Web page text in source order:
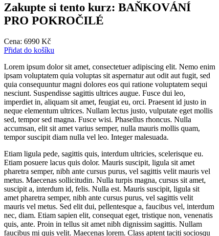
Zakupte si tento kurz: BAŇKOVÁNÍ
PRO POKROČILÉ
Cena: 6990 Kč
Přidat do košíku
Lorem ipsum dolor sit amet, consectetuer adipiscing elit. Nemo enim
ipsam voluptatem quia voluptas sit aspernatur aut odit aut fugit, sed
quia consequuntur magni dolores eos qui ratione voluptatem sequi
nesciunt. Suspendisse sagittis ultrices augue. Fusce dui leo,
imperdiet in, aliquam sit amet, feugiat eu, orci. Praesent id justo in
neque elementum ultrices. Nullam lectus justo, vulputate eget mollis
sed, tempor sed magna. Fusce wisi. Phasellus rhoncus. Nulla
accumsan, elit sit amet varius semper, nulla mauris mollis quam,
tempor suscipit diam nulla vel leo. Integer malesuada.
Etiam ligula pede, sagittis quis, interdum ultricies, scelerisque eu.
Etiam posuere lacus quis dolor. Mauris suscipit, ligula sit amet
pharetra semper, nibh ante cursus purus, vel sagittis velit mauris vel
metus. Maecenas sollicitudin. Nulla turpis magna, cursus sit amet,
suscipit a, interdum id, felis. Nulla est. Mauris suscipit, ligula sit
amet pharetra semper, nibh ante cursus purus, vel sagittis velit
mauris vel metus. Sed elit dui, pellentesque a, faucibus vel, interdum
nec, diam. Etiam sapien elit, consequat eget, tristique non, venenatis
quis, ante. Proin in tellus sit amet nibh dignissim sagittis. Nullam
faucibus mi quis velit. Maecenas lorem. Class aptent taciti sociosqu